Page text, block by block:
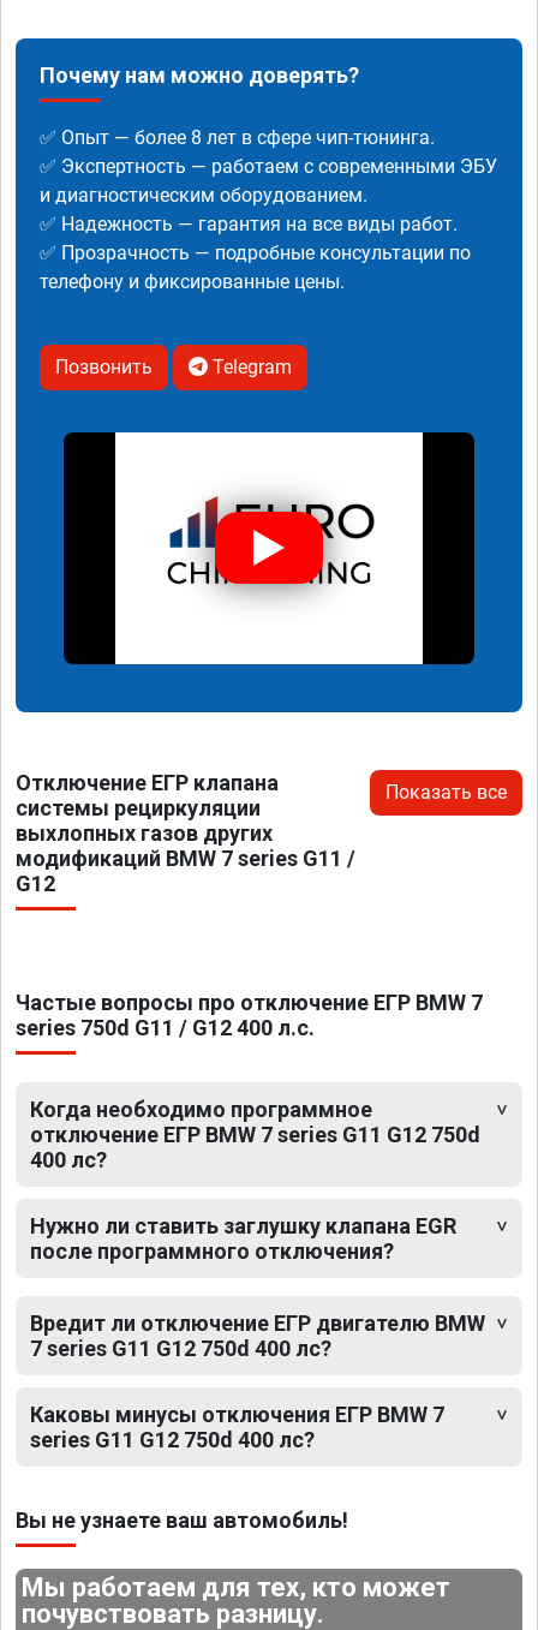
Почему нам можно доверять?
✅ Опыт — более 8 лет в сфере чип-тюнинга.
✅ Экспертность — работаем с современными ЭБУ
и диагностическим оборудованием.
✅ Надежность — гарантия на все виды работ.
✅ Прозрачность — подробные консультации по
телефону и фиксированные цены.
Позвонить Telegram
Отключение ЕГР клапана
системы рециркуляции
выхлопных газов других
модификаций BMW 7 series G11 /
G12
Показать все
Частые вопросы про отключение ЕГР BMW 7
series 750d G11 / G12 400 л.с.
Когда необходимо программное
отключение ЕГР BMW 7 series G11 G12 750d
400 лс?
Нужно ли ставить заглушку клапана EGR
после программного отключения?
Вредит ли отключение ЕГР двигателю BMW
7 series G11 G12 750d 400 лс?
Каковы минусы отключения ЕГР BMW 7
series G11 G12 750d 400 лс?
Вы не узнаете ваш автомобиль!
Мы работаем для тех, кто может
почувствовать разницу.